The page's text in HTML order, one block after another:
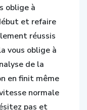
oblige à
et refaire
réussis
vous oblige à
de la
en finit même
normale
pas et